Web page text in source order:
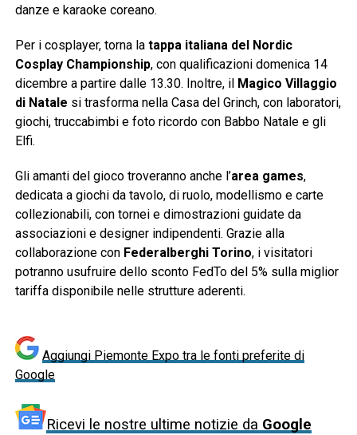
danze e karaoke coreano.
Per i cosplayer, torna la tappa italiana del Nordic
Cosplay Championship, con qualificazioni domenica 14
dicembre a partire dalle 13.30. Inoltre, il Magico Villaggio
di Natale si trasforma nella Casa del Grinch, con laboratori,
giochi, truccabimbi e foto ricordo con Babbo Natale e gli
Elfi.
Gli amanti del gioco troveranno anche l’area games,
dedicata a giochi da tavolo, di ruolo, modellismo e carte
collezionabili, con tornei e dimostrazioni guidate da
associazioni e designer indipendenti. Grazie alla
collaborazione con Federalberghi Torino, i visitatori
potranno usufruire dello sconto FedTo del 5% sulla miglior
tariffa disponibile nelle strutture aderenti.
Aggiungi Piemonte Expo tra le fonti preferite di
Google
Ricevi le nostre ultime notizie da Google